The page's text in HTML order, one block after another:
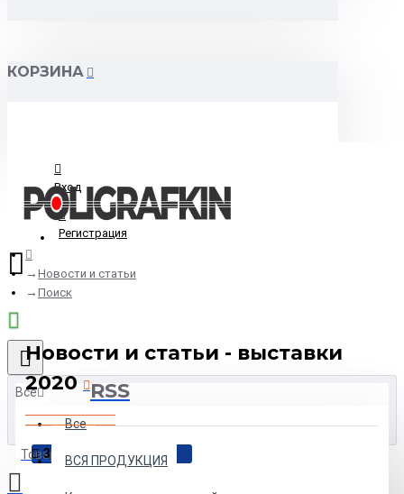
КОРЗИНА
Вход
Регистрация
Все
Все
ВСЯ ПРОДУКЦИЯ
Товаров: 0 (0.00р.)
Новости и статьи
Поиск
Новости и статьи - выставки
2020 RSS
30 Jun